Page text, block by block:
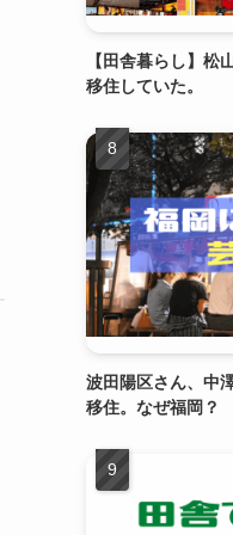
【田舎暮らし】松
移住していた。
波田陽区さん、中
移住。なぜ福岡？